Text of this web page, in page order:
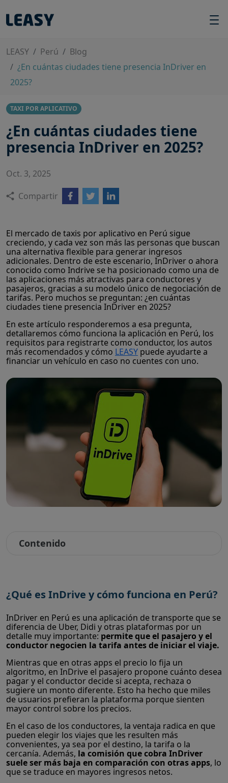
LEASY Perú
Blog
¿En cuántas ciudades tiene presencia InDriver en
2025?
TAXI POR APLICATIVO
¿En cuántas ciudades tiene
presencia InDriver en 2025?
Oct. 3, 2025
Compartir
El mercado de taxis por aplicativo en Perú sigue
creciendo, y cada vez son más las personas que buscan
una alternativa flexible para generar ingresos
adicionales. Dentro de este escenario, InDriver o ahora
conocido como Indrive se ha posicionado como una de
las aplicaciones más atractivas para conductores y
pasajeros, gracias a su modelo único de negociación de
tarifas. Pero muchos se preguntan: ¿en cuántas
ciudades tiene presencia InDriver en 2025?
En este artículo responderemos a esa pregunta,
detallaremos cómo funciona la aplicación en Perú, los
requisitos para registrarte como conductor, los autos
más recomendados y cómo LEASY puede ayudarte a
financiar un vehículo en caso no cuentes con uno.
Contenido
¿Qué es InDrive y cómo funciona en Perú?
InDriver en Perú es una aplicación de transporte que se
diferencia de Uber, Didi y otras plataformas por un
detalle muy importante: permite que el pasajero y el
conductor negocien la tarifa antes de iniciar el viaje.
Mientras que en otras apps el precio lo fija un
algoritmo, en InDrive el pasajero propone cuánto desea
pagar y el conductor decide si acepta, rechaza o
sugiere un monto diferente. Esto ha hecho que miles
de usuarios prefieran la plataforma porque sienten
mayor control sobre los precios.
En el caso de los conductores, la ventaja radica en que
pueden elegir los viajes que les resulten más
convenientes, ya sea por el destino, la tarifa o la
cercanía. Además, la comisión que cobra InDriver
suele ser más baja en comparación con otras apps, lo
que se traduce en mayores ingresos netos.